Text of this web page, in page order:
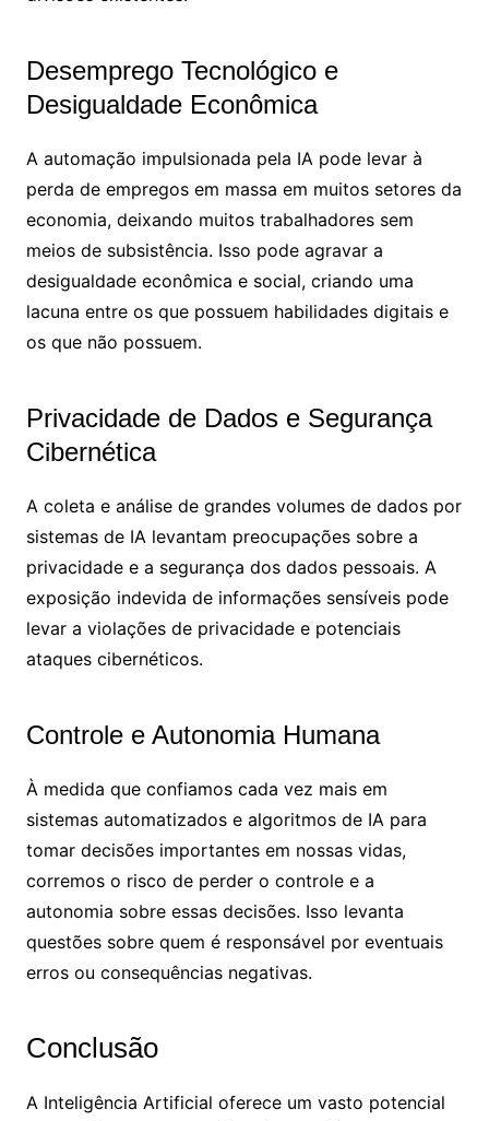
Desemprego Tecnológico e
Desigualdade Econômica
A automação impulsionada pela IA pode levar à
perda de empregos em massa em muitos setores da
economia, deixando muitos trabalhadores sem
meios de subsistência. Isso pode agravar a
desigualdade econômica e social, criando uma
lacuna entre os que possuem habilidades digitais e
os que não possuem.
Privacidade de Dados e Segurança
Cibernética
A coleta e análise de grandes volumes de dados por
sistemas de IA levantam preocupações sobre a
privacidade e a segurança dos dados pessoais. A
exposição indevida de informações sensíveis pode
levar a violações de privacidade e potenciais
ataques cibernéticos.
Controle e Autonomia Humana
À medida que confiamos cada vez mais em
sistemas automatizados e algoritmos de IA para
tomar decisões importantes em nossas vidas,
corremos o risco de perder o controle e a
autonomia sobre essas decisões. Isso levanta
questões sobre quem é responsável por eventuais
erros ou consequências negativas.
Conclusão
A Inteligência Artificial oferece um vasto potencial